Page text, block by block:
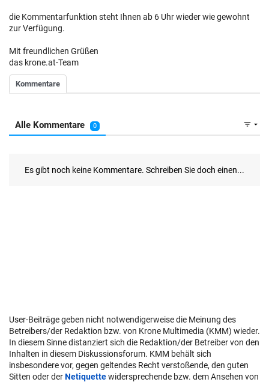
die Kommentarfunktion steht Ihnen ab 6 Uhr wieder wie gewohnt
zur Verfügung.
Mit freundlichen Grüßen
das krone.at-Team
User-Beiträge geben nicht notwendigerweise die Meinung des
Betreibers/der Redaktion bzw. von Krone Multimedia (KMM) wieder.
In diesem Sinne distanziert sich die Redaktion/der Betreiber von den
Inhalten in diesem Diskussionsforum. KMM behält sich
insbesondere vor, gegen geltendes Recht verstoßende, den guten
Sitten oder derNetiquettewidersprechende bzw. dem Ansehen von